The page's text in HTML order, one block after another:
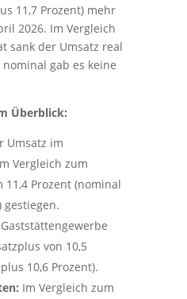
11,7 Prozent) mehr
2026. Im Vergleich
sank der Umsatz real
gab es keine
Überblick:
Umsatz im
Vergleich zum
Prozent (nominal
gestiegen.
von 10,5
10,6 Prozent).
Im Vergleich zum